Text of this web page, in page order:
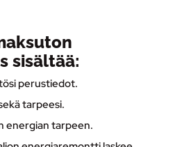
sisältää:
perustiedot.
tarpeesi.
energian tarpeen.